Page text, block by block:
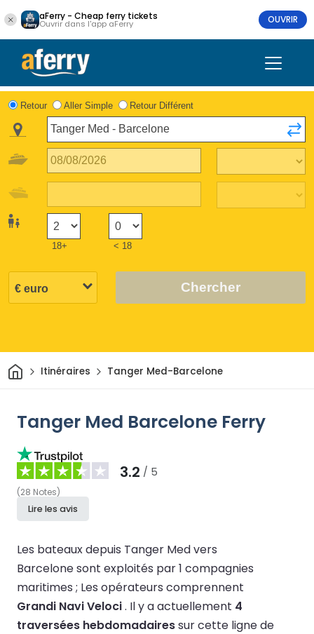
aFerry - Cheap ferry tickets
Ouvrir dans l'app aFerry OUVRIR
Retour Aller Simple Retour Différent
18+ < 18
Chercher
Maison
Itinéraires Tanger Med-Barcelone
Tanger Med Barcelone Ferry
3.2 / 5
(28 Notes)
Lire les avis
Les bateaux depuis Tanger Med vers
Barcelone sont exploités par 1 compagnies
maritimes ; Les opérateurs comprennent
Grandi Navi Veloci. Il y a actuellement 4
traversées hebdomadairessur cette ligne de